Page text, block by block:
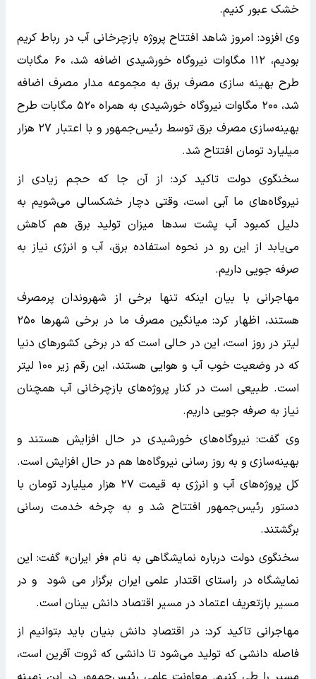
خشک عبور کنیم.
وی افزود: امروز شاهد افتتاح پروژه بازچرخانی آب در رباط کریم
بودیم، ۱۱۲ مگاوات نیروگاه خورشیدی اضافه شد، ۶۰ مگابات
طرح بهینه سازی مصرف برق به مجموعه مدار مصرف اضافه
شد، ۲۰۰ مگاوات نیروگاه خورشیدی به همراه ۵۲۰ مگابات طرح
بهینه‌سازی مصرف برق توسط رئیس‌جمهور و با اعتبار ۲۷ هزار
میلیارد تومان افتتاح شد.
سخنگوی دولت تاکید کرد: از آن جا که حجم زیادی از
نیروگاه‌های ما آبی است، وقتی دچار خشکسالی می‌شویم به
دلیل کمبود آب پشت سدها میزان تولید برق هم کاهش
می‌یابد از این رو در نحوه استفاده برق، آب و انرژی نیاز به
صرفه جویی داریم.
مهاجرانی با بیان اینکه تنها برخی از شهروندان پرمصرف
هستند، اظهار کرد: میانگین مصرف ما در برخی شهرها ۲۵۰
لیتر در روز است، این در حالی است که در برخی کشورهای دنیا
که در وضعیت خوب آب و هوایی هستند، این رقم زیر ۱۰۰ لیتر
است. طبیعی است در کنار پروژه‌های بازچرخانی آب همچنان
نیاز به صرفه جویی داریم.
وی گفت: نیروگاه‌های خورشیدی در حال افزایش هستند و
بهینه‌سازی و به روز رسانی نیروگاه‌ها هم در حال افزایش است.
کل پروژه‌های آب و انرژی به قیمت ۲۷ هزار میلیارد تومان با
دستور رئیس‌جمهور افتتاح شد و به چرخه خدمت رسانی
برگشتند.
سخنگوی دولت درباره نمایشگاهی به نام «فر ایران» گفت: این
نمایشگاه در راستای اقتدار علمی ایران برگزار می شود و در
مسیر بازتعریف اعتماد در مسیر اقتصاد دانش بینان است.
مهاجرانی تاکید کرد: در اقتصادِ دانش بنیان باید بتوانیم از
فاصله دانشی که تولید می‌شود تا دانشی که ثروت آفرین است،